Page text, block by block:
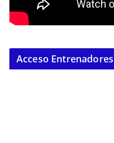
Acceso Entrenadores